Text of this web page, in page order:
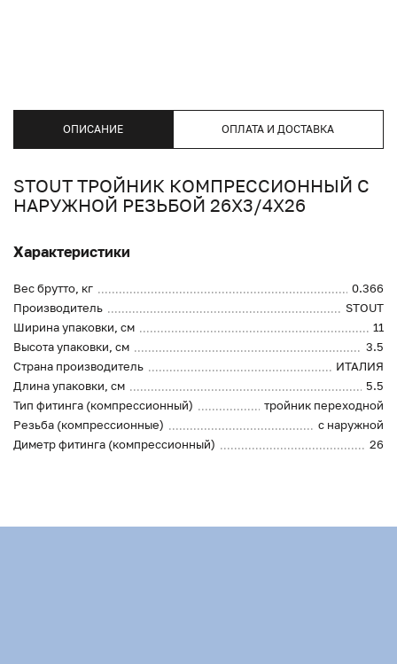
ОПИСАНИЕ ОПЛАТА И ДОСТАВКА
STOUT ТРОЙНИК КОМПРЕССИОННЫЙ С
НАРУЖНОЙ РЕЗЬБОЙ 26Х3/4Х26
Характеристики
Вес брутто, кг
0.366
Производитель
STOUT
Ширина упаковки, см
11
Высота упаковки, см
3.5
Страна производитель
ИТАЛИЯ
Длина упаковки, см
5.5
Тип фитинга (компрессионный)
тройник переходной
Резьба (компрессионные)
с наружной
Диметр фитинга (компрессионный)
26